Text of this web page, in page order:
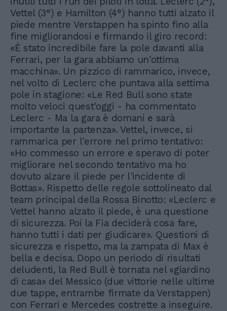
Vettel (3°) e Hamilton (4°) hanno tutti alzato il
piede mentre Verstappen ha spinto fino alla
fine migliorandosi e firmando il giro record:
«È stato incredibile fare la pole davanti alla
Ferrari, per la gara abbiamo un'ottima
macchina». Un pizzico di rammarico, invece,
nel volto di Leclerc che puntava alla settima
pole in stagione: «Le Red Bull sono state
molto veloci quest'oggi - ha commentato
Leclerc - Ma la gara è domani e sarà
importante la partenza». Vettel, invece, si
rammarica per l'errore nel primo tentativo:
«Ho commesso un errore e speravo di poter
migliorare nel secondo tentativo ma ho
dovuto alzare il piede per l'incidente di
Bottas». Rispetto delle regole sottolineato dal
team principal della Rossa Binotto: «Leclerc e
Vettel hanno alzato il piede, è una questione
di sicurezza. Poi la Fia deciderà cosa fare,
hanno tutti i dati per giudicare». Questioni di
sicurezza e rispetto, ma la zampata di Max è
bella e decisa. Dopo un periodo di risultati
deludenti, la Red Bull è tornata nel «giardino
di casa» del Messico (due vittorie nelle ultime
due tappe, entrambe firmate da Verstappen)
con Ferrari e Mercedes costrette a inseguire.